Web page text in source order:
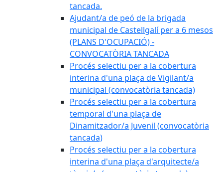
tancada.
Ajudant/a de peó de la brigada
municipal de Castellgalí per a 6 mesos
(PLANS D'OCUPACIÓ) -
CONVOCATÒRIA TANCADA
Procés selectiu per a la cobertura
interina d'una plaça de Vigilant/a
municipal (convocatòria tancada)
Procés selectiu per a la cobertura
temporal d'una plaça de
Dinamitzador/a Juvenil (convocatòria
tancada)
Procés selectiu per a la cobertura
interina d'una plaça d'arquitecte/a